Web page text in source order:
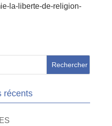
la-liberte-de-religion-
récents